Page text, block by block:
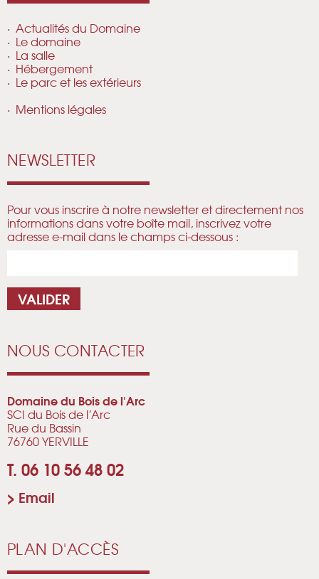
Actualités du Domaine
Le domaine
La salle
Hébergement
Le parc et les extérieurs
Mentions légales
NEWSLETTER
Pour vous inscrire à notre newsletter et directement nos
informations dans votre boîte mail, inscrivez votre
adresse e-mail dans le champs ci-dessous :
NOUS CONTACTER
Domaine du Bois de l'Arc
SCI du Bois de l’Arc
Rue du Bassin
76760 YERVILLE
T. 06 10 56 48 02
> Email
PLAN D'ACCÈS